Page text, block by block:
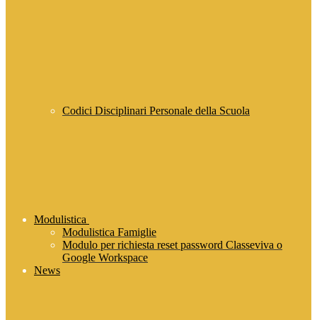
Codici Disciplinari Personale della Scuola
Modulistica
Modulistica Famiglie
Modulo per richiesta reset password Classeviva o
Google Workspace
News